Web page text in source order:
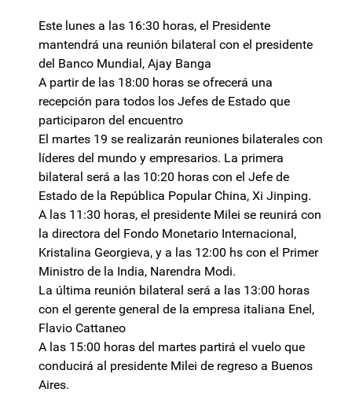
Este lunes a las 16:30 horas, el Presidente
mantendrá una reunión bilateral con el presidente
del Banco Mundial, Ajay Banga
A partir de las 18:00 horas se ofrecerá una
recepción para todos los Jefes de Estado que
participaron del encuentro
El martes 19 se realizarán reuniones bilaterales con
líderes del mundo y empresarios. La primera
bilateral será a las 10:20 horas con el Jefe de
Estado de la República Popular China, Xi Jinping.
A las 11:30 horas, el presidente Milei se reunirá con
la directora del Fondo Monetario Internacional,
Kristalina Georgieva, y a las 12:00 hs con el Primer
Ministro de la India, Narendra Modi.
La última reunión bilateral será a las 13:00 horas
con el gerente general de la empresa italiana Enel,
Flavio Cattaneo
A las 15:00 horas del martes partirá el vuelo que
conducirá al presidente Milei de regreso a Buenos
Aires.